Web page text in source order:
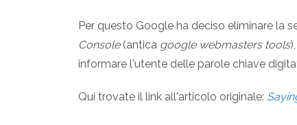
Per questo Google ha deciso eliminare la
Console(antica google webmasters tools
informare l'utente delle parole chiave
Qui trovate il link all'articolo originale: